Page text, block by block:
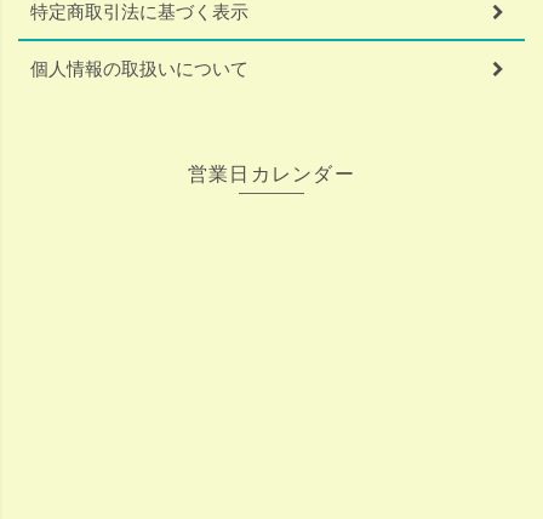
特定商取引法に基づく表示
個人情報の取扱いについて
営業日カレンダー